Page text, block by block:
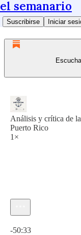
el semanario
Suscribirse Iniciar
Análisis y crítica de
Puerto Rico
1×
-50:33